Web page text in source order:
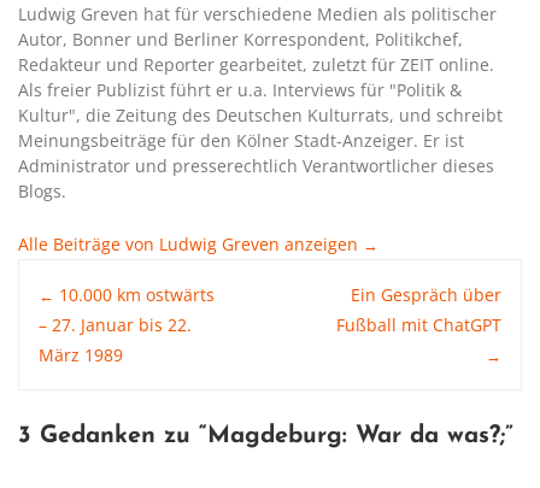
Ludwig Greven hat für verschiedene Medien als politischer
Autor, Bonner und Berliner Korrespondent, Politikchef,
Redakteur und Reporter gearbeitet, zuletzt für ZEIT online.
Als freier Publizist führt er u.a. Interviews für "Politik &
Kultur", die Zeitung des Deutschen Kulturrats, und schreibt
Meinungsbeiträge für den Kölner Stadt-Anzeiger. Er ist
Administrator und presserechtlich Verantwortlicher dieses
Blogs.
Alle Beiträge von Ludwig Greven anzeigen →
Post
navigation
← 10.000 km ostwärts
– 27. Januar bis 22.
März 1989
Ein Gespräch über
Fußball mit ChatGPT
→
3 Gedanken zu “ Magdeburg: War da was?;”